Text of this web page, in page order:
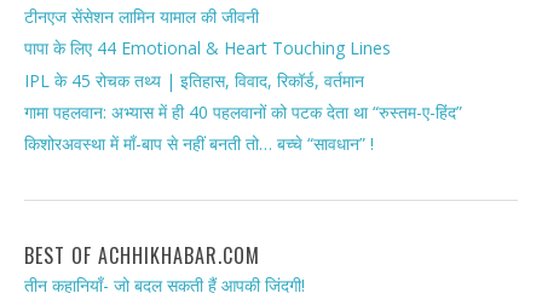
टीनएज सेंसेशन लामिन यामाल की जीवनी
पापा के लिए 44 Emotional & Heart Touching Lines
IPL के 45 रोचक तथ्य | इतिहास, विवाद, रिकॉर्ड, वर्तमान
गामा पहलवान: अभ्यास में ही 40 पहलवानों को पटक देता था “रुस्तम-ए-हिंद”
किशोरअवस्था में माँ-बाप से नहीं बनती तो… बच्चे “सावधान” !
BEST OF ACHHIKHABAR.COM
तीन कहानियाँ- जो बदल सकती हैं आपकी जिंदगी!